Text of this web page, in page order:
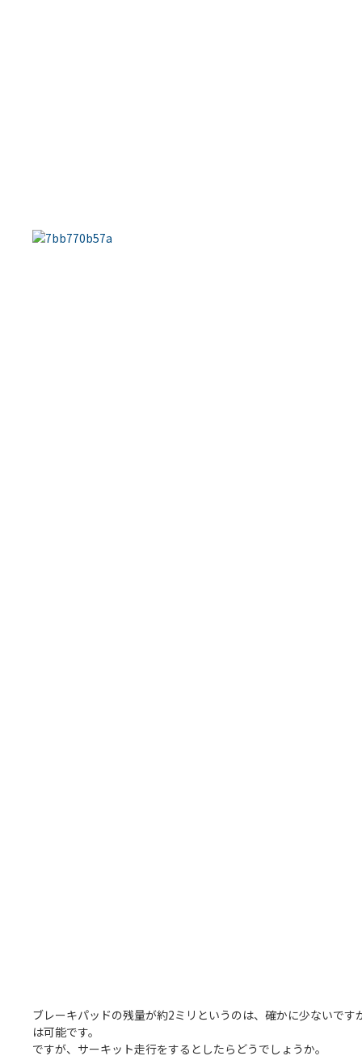
ブレーキパッドの残量が約2ミリというのは、確かに少ないで
は可能です。
ですが、サーキット走行をするとしたらどうでしょうか。